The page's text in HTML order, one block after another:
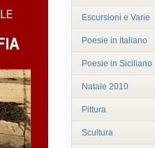
Escursioni e Varie
Poesie in Italiano
Poesie in Siciliano
Natale 2010
Pittura
Scultura